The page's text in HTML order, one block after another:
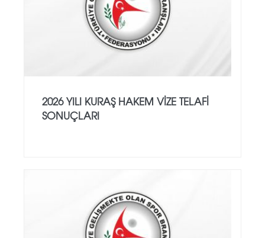
2026 YILI KURAŞ HAKEM VİZE TELAFİ
SONUÇLARI